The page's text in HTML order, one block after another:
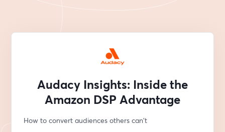
Audacy Insights: Inside the
Amazon DSP Advantage
How to convert audiences others can't